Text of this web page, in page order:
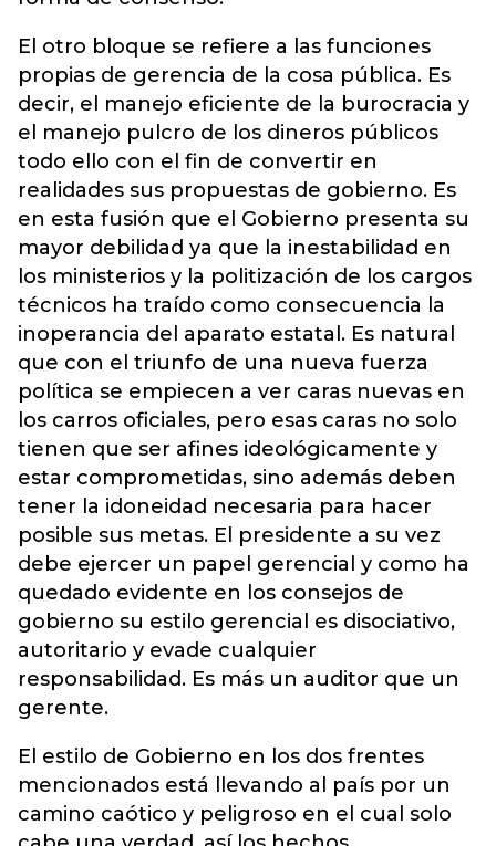
El otro bloque se refiere a las funciones
propias de gerencia de la cosa pública. Es
decir, el manejo eficiente de la burocracia y
el manejo pulcro de los dineros públicos
todo ello con el fin de convertir en
realidades sus propuestas de gobierno. Es
en esta fusión que el Gobierno presenta su
mayor debilidad ya que la inestabilidad en
los ministerios y la politización de los cargos
técnicos ha traído como consecuencia la
inoperancia del aparato estatal. Es natural
que con el triunfo de una nueva fuerza
política se empiecen a ver caras nuevas en
los carros oficiales, pero esas caras no solo
tienen que ser afines ideológicamente y
estar comprometidas, sino además deben
tener la idoneidad necesaria para hacer
posible sus metas. El presidente a su vez
debe ejercer un papel gerencial y como ha
quedado evidente en los consejos de
gobierno su estilo gerencial es disociativo,
autoritario y evade cualquier
responsabilidad. Es más un auditor que un
gerente.
El estilo de Gobierno en los dos frentes
mencionados está llevando al país por un
camino caótico y peligroso en el cual solo